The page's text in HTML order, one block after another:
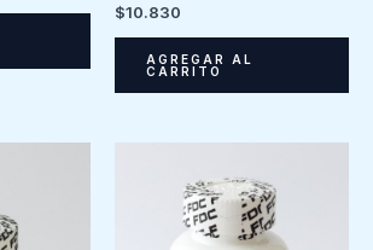
$10.830
AGREGAR AL
CARRITO